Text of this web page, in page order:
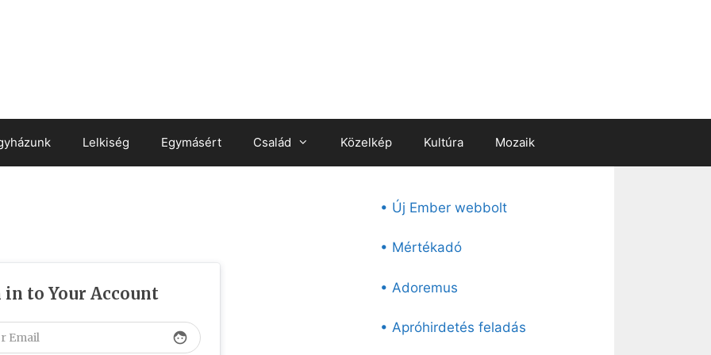
Lelkiség Egymásért Család Közelkép Kultúra Mozaik
in to Your Account
face
• Új Ember webbolt
• Mértékadó
• Adoremus
• Apróhirdetés feladás